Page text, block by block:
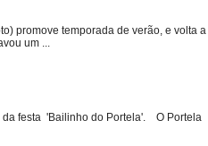
promove temporada de verão, e volta a
um ...
da festa 'Bailinho do Portela'. O Portela